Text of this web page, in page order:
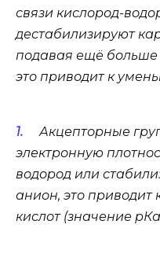
связи кислород-
дестабилизируют
подавая ещё больше
это приводит к
Акцепторные
электронную
водород или
анион, это приводит
кислот (значение